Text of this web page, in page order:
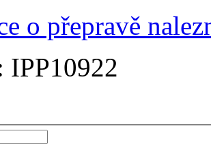
o přepravě
IPP10922